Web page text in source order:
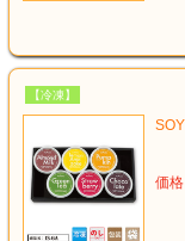
【冷凍】
価